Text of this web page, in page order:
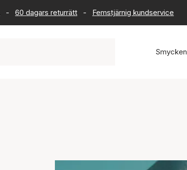
- 60 dagars returrätt - Femstjärnig kundservice
Smycken